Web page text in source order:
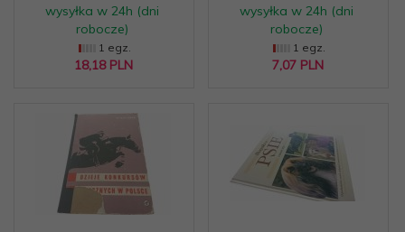
wysyłka w 24h (dni
robocze)
1 egz.
18,18 PLN
wysyłka w 24h (dni
robocze)
1 egz.
7,07 PLN